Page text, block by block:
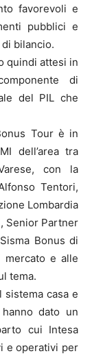
favorevoli e
pubblici e
bilancio.
quindi attesi in
di
del PIL che
Tour è in
dell’area tra
con la
Tentori,
Lombardia
Senior Partner
Bonus di
mercato e alle
tema.
casa e
dato un
cui Intesa
e operativi per